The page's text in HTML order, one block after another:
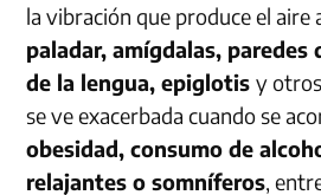
la vibración que produce el aire
paladar, amígdalas, paredes
de la lengua, epiglotisy
se ve exacerbada cuando se
obesidad, consumo de
relajantes o somníferos,